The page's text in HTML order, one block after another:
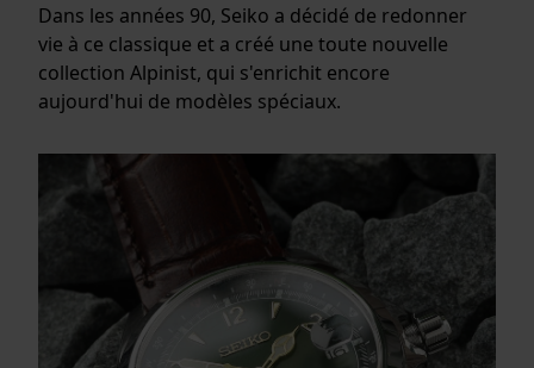
Dans les années 90, Seiko a décidé de redonner
vie à ce classique et a créé une toute nouvelle
collection Alpinist, qui s'enrichit encore
aujourd'hui de modèles spéciaux.